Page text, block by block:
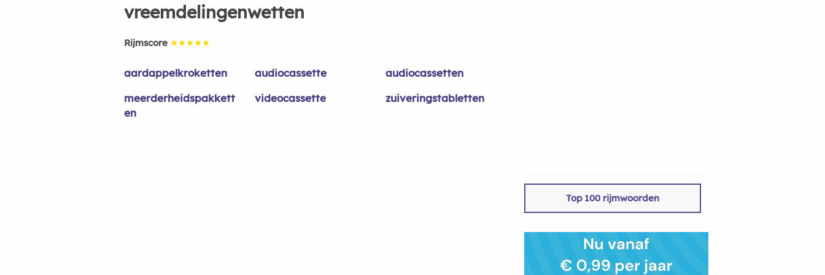
vreemdelingenwetten
Rijmscore ★★★★★
aardappelkroketten audiocassette
audiocassetten
meerderheidspakkett
en
videocassette zuiveringstabletten
Top 100 rijmwoorden